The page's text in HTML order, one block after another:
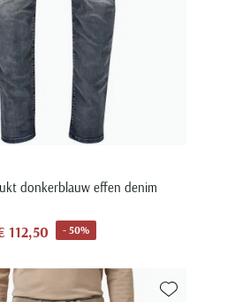
donkerblauw effen denim
112,50 - 50%